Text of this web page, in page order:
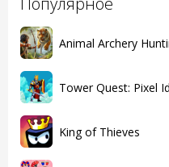
Animal Archery
Tower Quest: Pixel
King of Thieves